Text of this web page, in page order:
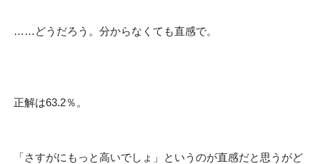
……どうだろう。分からなくても直感で。
正解は63.2％。
「さすがにもっと高いでしょ」というのが直感だと思うがど